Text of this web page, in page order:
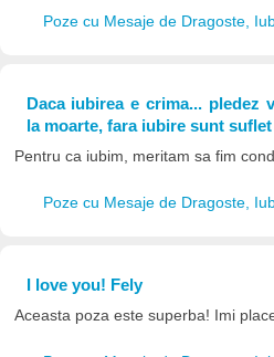
Poze cu Mesaje de Dragoste,
Daca iubirea e crima... pledez
la moarte, fara iubire sunt
Pentru ca iubim, meritam sa fim
Poze cu Mesaje de Dragoste,
I love you! Fely
Aceasta poza este superba! Imi